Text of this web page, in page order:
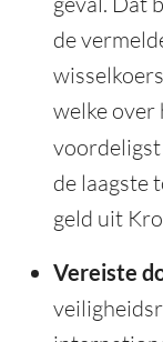
de
welke over
voordeligst
de laagste
geld uit
Vereiste